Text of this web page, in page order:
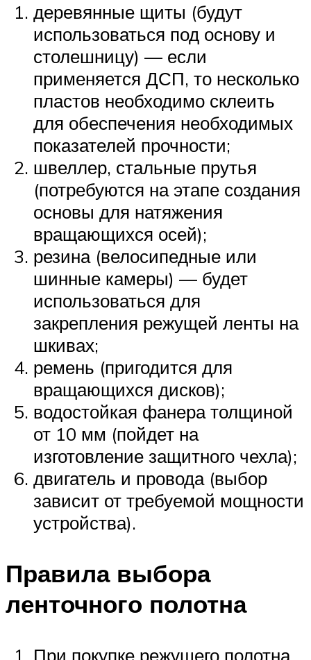
деревянные щиты (будут
использоваться под основу и
столешницу) — если
применяется ДСП, то несколько
пластов необходимо склеить
для обеспечения необходимых
показателей прочности;
швеллер, стальные прутья
(потребуются на этапе создания
основы для натяжения
вращающихся осей);
резина (велосипедные или
шинные камеры) — будет
использоваться для
закрепления режущей ленты на
шкивах;
ремень (пригодится для
вращающихся дисков);
водостойкая фанера толщиной
от 10 мм (пойдет на
изготовление защитного чехла);
двигатель и провода (выбор
зависит от требуемой мощности
устройства).
Правила выбора
ленточного полотна
При покупке режущего полотна